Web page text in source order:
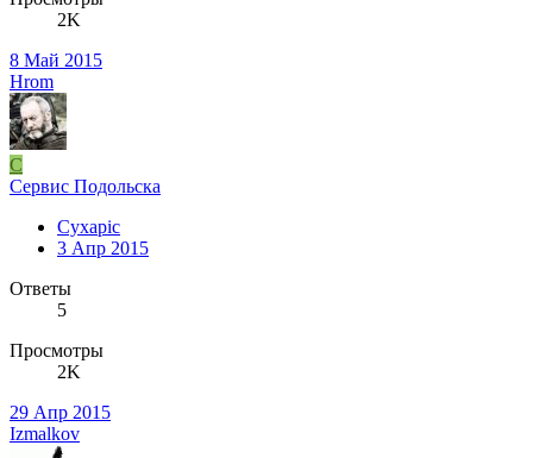
2K
8 Май 2015
Hrom
C
Сервис Подольска
Cyxapic
3 Апр 2015
Ответы
5
Просмотры
2K
29 Апр 2015
Izmalkov